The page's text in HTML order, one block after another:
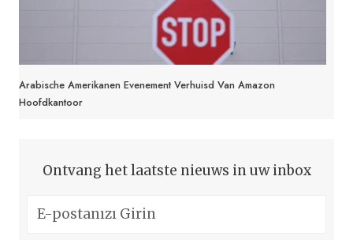
Arabische Amerikanen Evenement Verhuisd Van Amazon
Hoofdkantoor
Ontvang het laatste nieuws in uw inbox